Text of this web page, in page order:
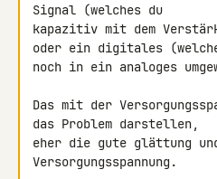
Signal (welches du
kapazitiv mit dem
oder ein digitales
noch in ein analoges
Das mit der
das Problem darstellen,
eher die gute glättung
Versorgungsspannung.